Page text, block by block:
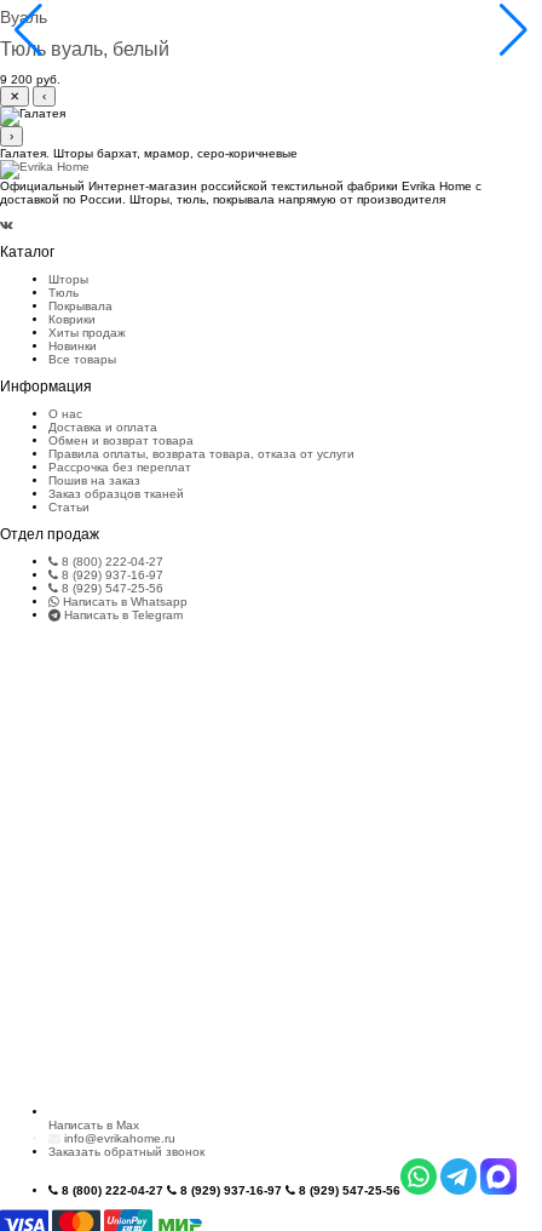
Вуаль
Тюль вуаль, белый
9 200 руб.
✕
‹
›
Галатея. Шторы бархат, мрамор, серо-коричневые
Официальный Интернет-магазин российской текстильной фабрики Evrika Home c
доставкой по России. Шторы, тюль, покрывала напрямую от производителя
Каталог
Шторы
Тюль
Покрывала
Коврики
Хиты продаж
Новинки
Все товары
Информация
О нас
Доставка и оплата
Обмен и возврат товара
Правила оплаты, возврата товара, отказа от услуги
Рассрочка без переплат
Пошив на заказ
Заказ образцов тканей
Статьи
Отдел продаж
8 (800) 222-04-27
8 (929) 937-16-97
8 (929) 547-25-56
Написать в Whatsapp
Написать в Telegram
Написать в Max
info@evrikahome.ru
Заказать обратный звонок
8 (800) 222-04-27 8 (929) 937-16-97 8 (929) 547-25-56